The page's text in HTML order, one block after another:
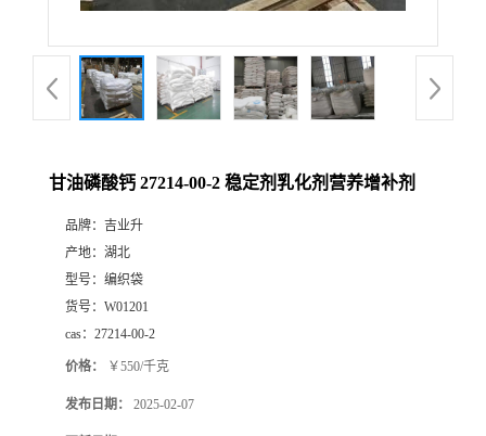
甘油磷酸钙 27214-00-2 稳定剂乳化剂营养增补剂
品牌： 吉业升
产地： 湖北
型号： 编织袋
货号： W01201
cas： 27214-00-2
价格： ￥550/千克
发布日期： 2025-02-07